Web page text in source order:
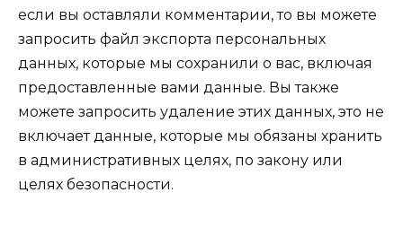
если вы оставляли комментарии, то вы можете
запросить файл экспорта персональных
данных, которые мы сохранили о вас, включая
предоставленные вами данные. Вы также
можете запросить удаление этих данных, это не
включает данные, которые мы обязаны хранить
в административных целях, по закону или
целях безопасности.